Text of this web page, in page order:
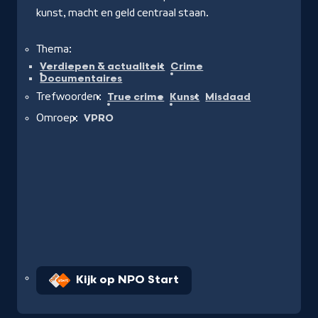
kunst, macht en geld centraal staan.
Thema:
Verdiepen & actualiteit Crime
Documentaires
Trefwoorden: True crime Kunst Misdaad
Omroep: VPRO
Kijk op NPO Start